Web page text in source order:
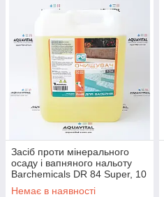
Засіб проти мінерального
осаду і вапняного нальоту
Barchemicals DR 84 Super, 10
літрів
Немає в наявності